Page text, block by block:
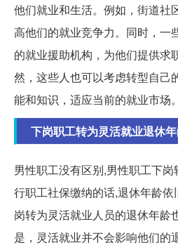
他们就业和生活。例如，街道社
高他们的就业竞争力。同时，一
的就业援助机构，为他们提供求
然，这些人也可以考虑转型自己
能和知识，适应当前的就业市场。
下岗职工转为灵活就业退休
男性职工没有区别,男性职工下
行职工社保缴纳的话,退休年龄
岗转为灵活就业人员的退休年龄
是，灵活就业并不会影响他们的